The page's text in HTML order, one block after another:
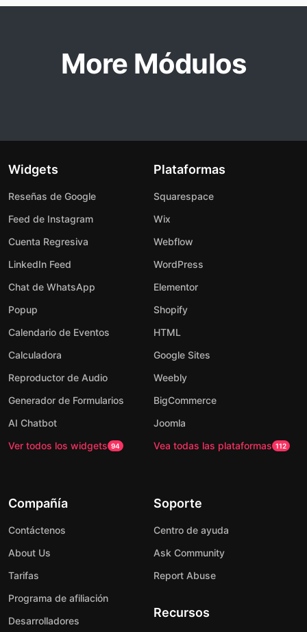
More Módulos
Widgets
Reseñas de Google
Feed de Instagram
Cuenta Regresiva
LinkedIn Feed
Chat de WhatsApp
Popup
Calendario de Eventos
Calculadora
Reproductor de Audio
Generador de Formularios
AI Chatbot
Ver todos los widgets 94
Plataformas
Squarespace
Wix
Webflow
WordPress
Elementor
Shopify
HTML
Google Sites
Weebly
BigCommerce
Joomla
Vea todas las plataformas 112
Compañía
Contáctenos
About Us
Tarifas
Programa de afiliación
Desarrolladores
Soporte
Centro de ayuda
Ask Community
Report Abuse
Recursos